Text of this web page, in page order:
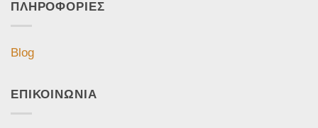
ΠΛΗΡΟΦΟΡΙΕΣ
Blog
ΕΠΙΚΟΙΝΩΝΙΑ